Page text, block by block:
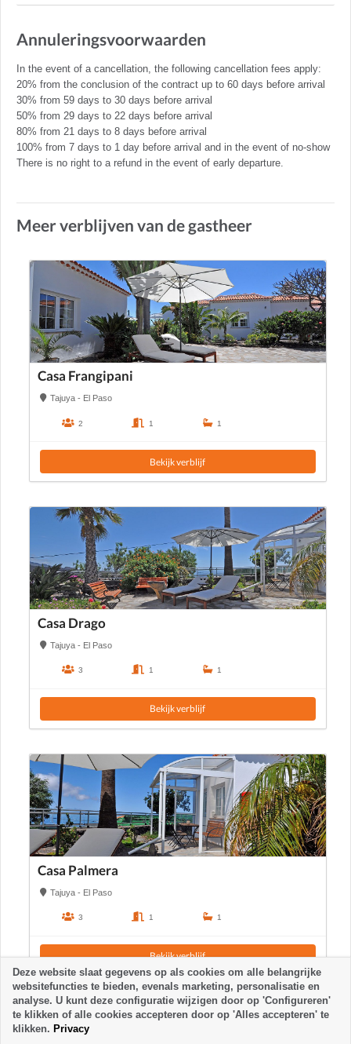
Annuleringsvoorwaarden
In the event of a cancellation, the following cancellation fees apply:
20% from the conclusion of the contract up to 60 days before arrival
30% from 59 days to 30 days before arrival
50% from 29 days to 22 days before arrival
80% from 21 days to 8 days before arrival
100% from 7 days to 1 day before arrival and in the event of no-show
There is no right to a refund in the event of early departure.
Meer verblijven van de gastheer
Casa Frangipani
Tajuya - El Paso
2 1 1
Bekijk verblijf
Casa Drago
Tajuya - El Paso
3 1 1
Bekijk verblijf
Casa Palmera
Tajuya - El Paso
3 1 1
Bekijk verblijf
Deze website slaat gegevens op als cookies om alle belangrijke
websitefuncties te bieden, evenals marketing, personalisatie en
analyse. U kunt deze configuratie wijzigen door op 'Configureren'
te klikken of alle cookies accepteren door op 'Alles accepteren' te
klikken. Privacy